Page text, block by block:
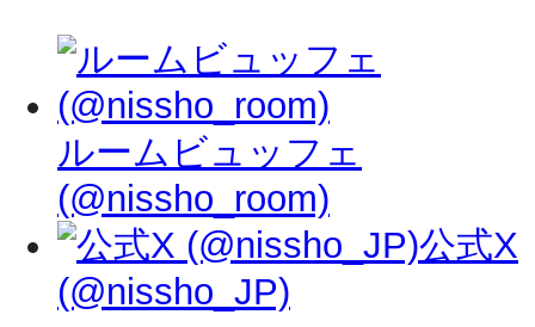
ルームビュッフェ
(@nissho_room)
公式X
(@nissho_JP)